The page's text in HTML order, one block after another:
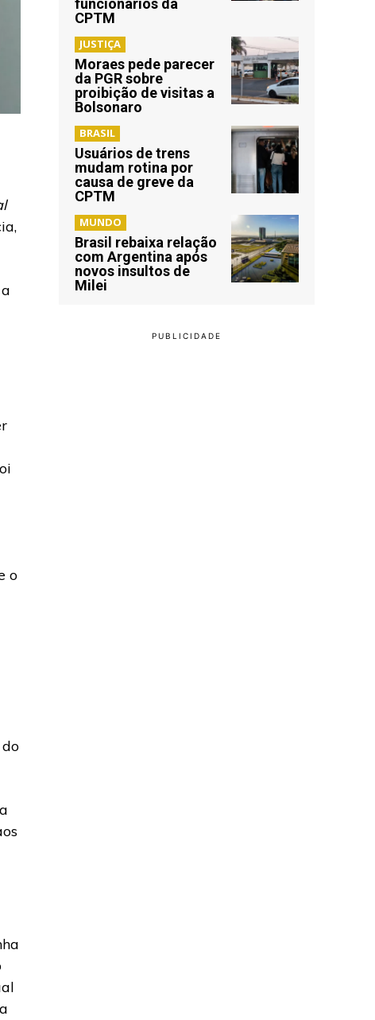
o
funcionários da
CPTM
JUSTIÇA
Moraes pede parecer
da PGR sobre
proibição de visitas a
Bolsonaro
BRASIL
Usuários de trens
mudam rotina por
causa de greve da
CPTM
MUNDO
Brasil rebaixa relação
com Argentina após
novos insultos de
Milei